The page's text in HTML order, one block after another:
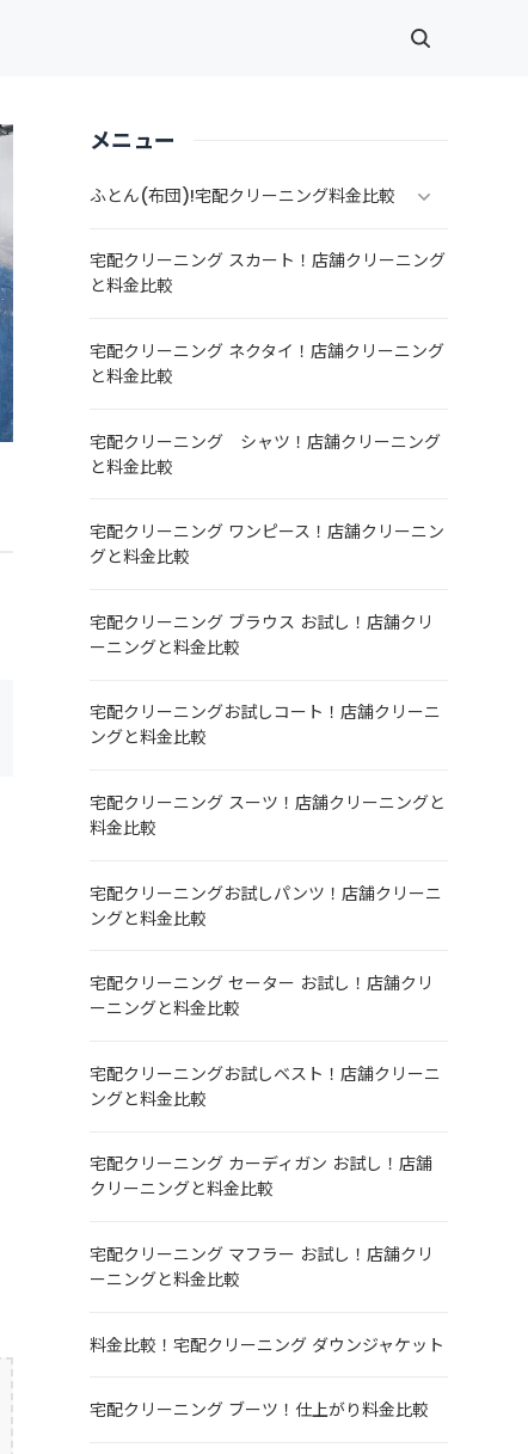
メニュー
ふとん(布団)!宅配クリーニング料金比較
宅配クリーニング スカート！店舗クリーニング
と料金比較
宅配クリーニング ネクタイ！店舗クリーニング
と料金比較
宅配クリーニング シャツ！店舗クリーニング
と料金比較
宅配クリーニング ワンピース！店舗クリーニン
グと料金比較
宅配クリーニング ブラウス お試し！店舗クリ
ーニングと料金比較
宅配クリーニングお試しコート！店舗クリーニ
ングと料金比較
宅配クリーニング スーツ！店舗クリーニングと
料金比較
宅配クリーニングお試しパンツ！店舗クリーニ
ングと料金比較
宅配クリーニング セーター お試し！店舗クリ
ーニングと料金比較
宅配クリーニングお試しベスト！店舗クリーニ
ングと料金比較
宅配クリーニング カーディガン お試し！店舗
クリーニングと料金比較
宅配クリーニング マフラー お試し！店舗クリ
ーニングと料金比較
料金比較！宅配クリーニング ダウンジャケット
宅配クリーニング ブーツ！仕上がり料金比較